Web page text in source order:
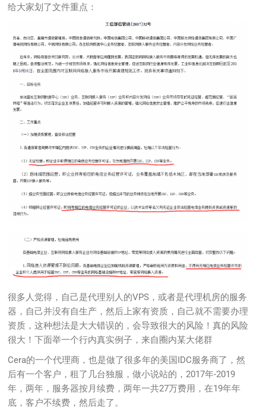
给大家划了文件重点：
很多人觉得，自己是代理别人的VPS，或者是代理机房的服务
器，自己并没有自生产，然后上家有资质，自己就不需要办理
资质，这种想法是大大错误的，会导致很大的风险！真的风险
很大！下面举一个行内真实例子，来自圈内某大佬群
Cera的一个代理商，也是做了很多年的美国IDC服务商了，然
后有一个客户，租了几台独服，做小说站的，2017年-2019
年，两年，服务器按月续费，两年一共27万费用，在19年年
底，客户不续费，然后走了。